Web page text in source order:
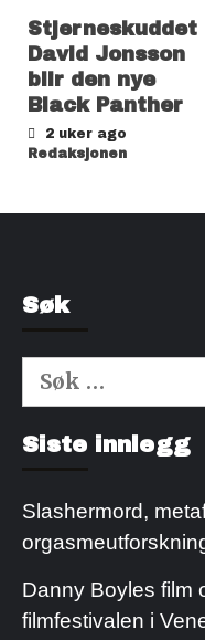
Stjerneskuddet
David Jonsson
blir den nye
Black Panther
2 uker ago
Redaksjonen
Søk
Søk
etter:
Siste innlegg
Slashermord,
Danny Boyles film
filmfestivalen i